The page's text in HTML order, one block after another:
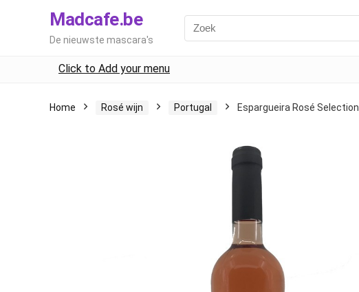
Madcafe.be
De nieuwste mascara's
Click to Add your menu
Home Rosé wijn Portugal Espargueira Rosé Selection